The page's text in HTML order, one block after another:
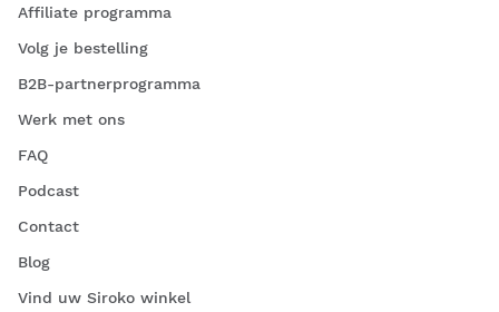
Affiliate programma
Volg je bestelling
B2B-partnerprogramma
Werk met ons
FAQ
Podcast
Contact
Blog
Vind uw Siroko winkel